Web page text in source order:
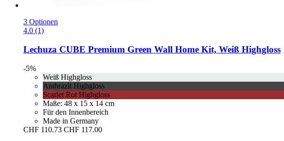
3 Optionen
4.0 (1)
Lechuza CUBE Premium Green Wall Home Kit, Weiß Highgloss
-5%
Weiß Highgloss
Anthrazit Highgloss
Scarlet Rot Highgloss
Maße: 48 x 15 x 14 cm
Für den Innenbereich
Made in Germany
CHF 110.73 CHF 117.00